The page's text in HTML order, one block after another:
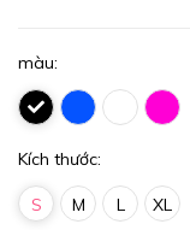
màu:
Kích thước:
S M L XL